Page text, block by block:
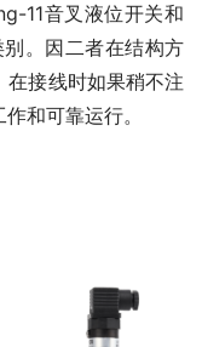
11音叉液位开关和
。因二者在结构方
在接线时如果稍不注
和可靠运行。